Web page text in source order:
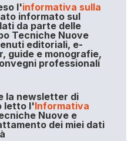
l'informativa sulla
informato sul
da parte delle
Tecniche Nuove
editoriali, e-
guide e monografie,
professionali
la newsletter di
letto l'Informativa
Nuove e
dei miei dati